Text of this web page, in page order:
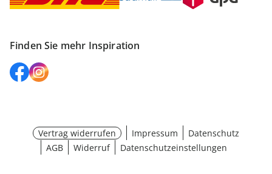
Finden Sie mehr Inspiration
Vertrag widerrufen Impressum
Datenschutz
AGB
Widerruf Datenschutzeinstellungen